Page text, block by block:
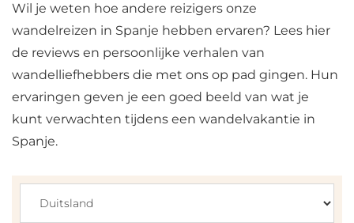
Wil je weten hoe andere reizigers onze
wandelreizen in Spanje hebben ervaren? Lees hier
de reviews en persoonlijke verhalen van
wandelliefhebbers die met ons op pad gingen. Hun
ervaringen geven je een goed beeld van wat je
kunt verwachten tijdens een wandelvakantie in
Spanje.